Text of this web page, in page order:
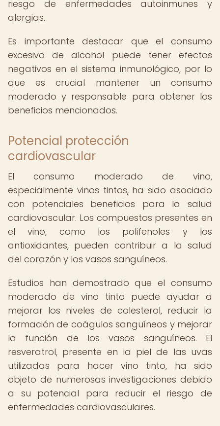
riesgo de enfermedades autoinmunes y
alergias.
Es importante destacar que el consumo
excesivo de alcohol puede tener efectos
negativos en el sistema inmunológico, por lo
que es crucial mantener un consumo
moderado y responsable para obtener los
beneficios mencionados.
Potencial protección
cardiovascular
El consumo moderado de vino,
especialmente vinos tintos, ha sido asociado
con potenciales beneficios para la salud
cardiovascular. Los compuestos presentes en
el vino, como los polifenoles y los
antioxidantes, pueden contribuir a la salud
del corazón y los vasos sanguíneos.
Estudios han demostrado que el consumo
moderado de vino tinto puede ayudar a
mejorar los niveles de colesterol, reducir la
formación de coágulos sanguíneos y mejorar
la función de los vasos sanguíneos. El
resveratrol, presente en la piel de las uvas
utilizadas para hacer vino tinto, ha sido
objeto de numerosas investigaciones debido
a su potencial para reducir el riesgo de
enfermedades cardiovasculares.